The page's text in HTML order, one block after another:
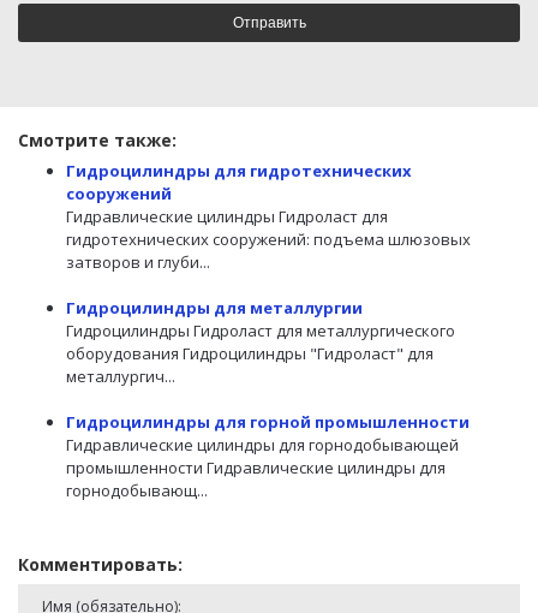
Смотрите также:
Гидроцилиндры для гидротехнических
сооружений
Гидравлические цилиндры Гидроласт для
гидротехнических сооружений: подъема шлюзовых
затворов и глуби...
Гидроцилиндры для металлургии
Гидроцилиндры Гидроласт для металлургического
оборудования Гидроцилиндры "Гидроласт" для
металлургич...
Гидроцилиндры для горной промышленности
Гидравлические цилиндры для горнодобывающей
промышленности Гидравлические цилиндры для
горнодобывающ...
Комментировать:
Имя (обязательно):